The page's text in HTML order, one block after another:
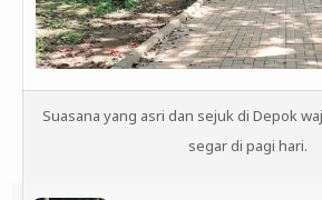
Suasana yang asri dan sejuk di Depok
segar di pagi hari.